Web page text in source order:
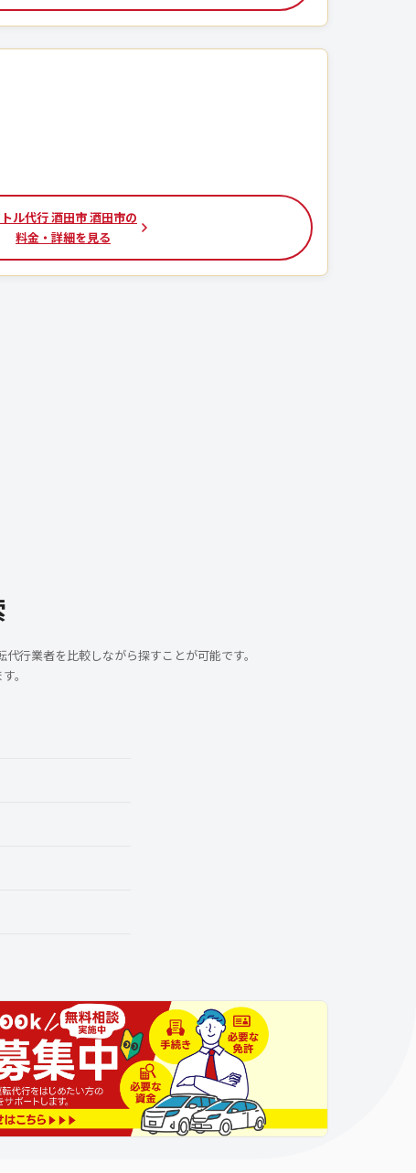
ル代行 酒田市 酒田市の
料金・詳細を見る
行業者を比較しながら探すことが可能です。
。